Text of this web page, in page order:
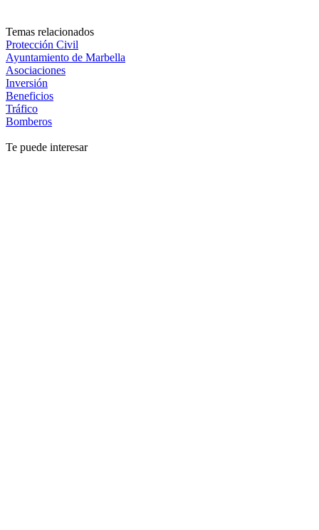
Temas relacionados
Protección Civil
Ayuntamiento de Marbella
Asociaciones
Inversión
Beneficios
Tráfico
Bomberos
Te puede interesar